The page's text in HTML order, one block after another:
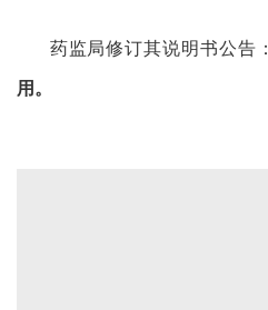
药监局修订其说明书公告：
用。